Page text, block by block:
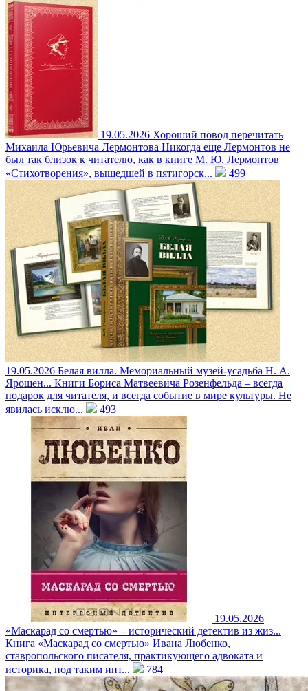
19.05.2026 Хороший повод перечитать
Михаила Юрьевича Лермонтова Никогда еще Лермонтов не
был так близок к читателю, как в книге М. Ю. Лермонтов
«Стихотворения», вышедшей в пятигорск...
499
19.05.2026 Белая вилла. Мемориальный музей-усадьба Н. А.
Ярошен... Книги Бориса Матвеевича Розенфельда – всегда
подарок для читателя, и всегда событие в мире культуры. Не
явилась исклю...
493
19.05.2026
«Маскарад со смертью» – исторический детектив из жиз...
Книга «Маскарад со смертью» Ивана Любенко,
ставропольского писателя, практикующего адвоката и
историка, под таким инт...
784